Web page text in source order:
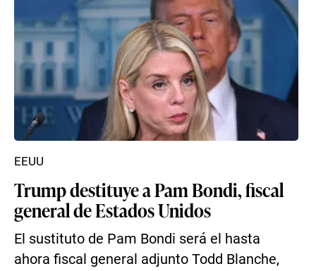
Trump destituye a Pam Bondi, fiscal
general de Estados Unidos
El sustituto de Pam Bondi será el hasta
ahora fiscal general adjunto Todd Blanche,
EEUU